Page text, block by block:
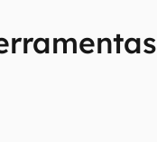
primeira